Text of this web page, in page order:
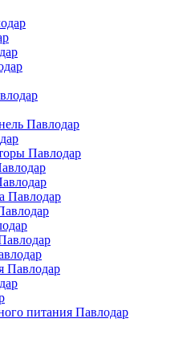
Павлодар
Павлодар
Павлодар
Павлодар
питания Павлодар